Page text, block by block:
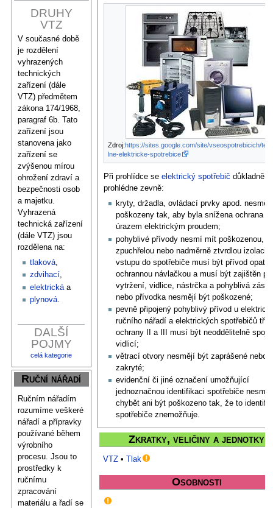
DRUHY
VTZ
V současné době
je rozdělení
vyhrazených
technických
zařízení (dále
VTZ) předmětem
zákona 174/1968,
paragraf 6b. Tato
zařízení jsou
stanovena jako
zařízení se
zvýšenou mírou
ohrožení zdraví a
bezpečnosti osob
a majetku.
Vyhrazená
technická zařízení
(dále VTZ) jsou
rozdělena na:
tlaková,
zdvihací,
elektrická a
plynová
DALŠÍ
POJMY
celá kategorie
Ruční nářadí
Ručním nářadím
rozumíme veškeré
nářadí a přípravky
používané během
výrobního
procesu. Jsou to
prostředky k
ručnímu
zpracování
materiálu a řadí se
Zdroj:https://sites.google.com/site/vseospotrebicich/
lne-elektricke-spotrebice
Při prohlídce seelektrický spotřebič důkladně
prohlédne zevně:
kryty, držadla, ovládací prvky apod.
poškozeny tak, aby byla snížena ochrana
úrazem elektrickým proudem;
pohyblivé přívody nesmí mít poškozenou,
zpuchřelou nebo nadměrně ztvrdlou izolaci;
vstupu do spotřebiče musí být přívod
ochrannou návlačkou a musí být zajištěn
vytržení, vidlice, nástrčka a pohyblivá
nebo přívodka nesmějí být poškozené;
pevně připojený pohyblivý přívod u
ručního nářadí a elektrických spotřebičů
ochrany II a III musí být neoddělitelně
vidlicí;
větrací otvory nesmějí být zaprášené nebo
zakryté;
evidenční či jiné označení umožňující
jednoznačnou identifikaci spotřebiče nesmí
chybět ani být poškozeno tak, že to
spotřebiče znemožňuje.
Zkratky, veličiny a jednotky
VTZ •Tlak
Osobnosti